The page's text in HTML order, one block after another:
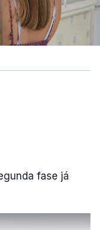
fase já